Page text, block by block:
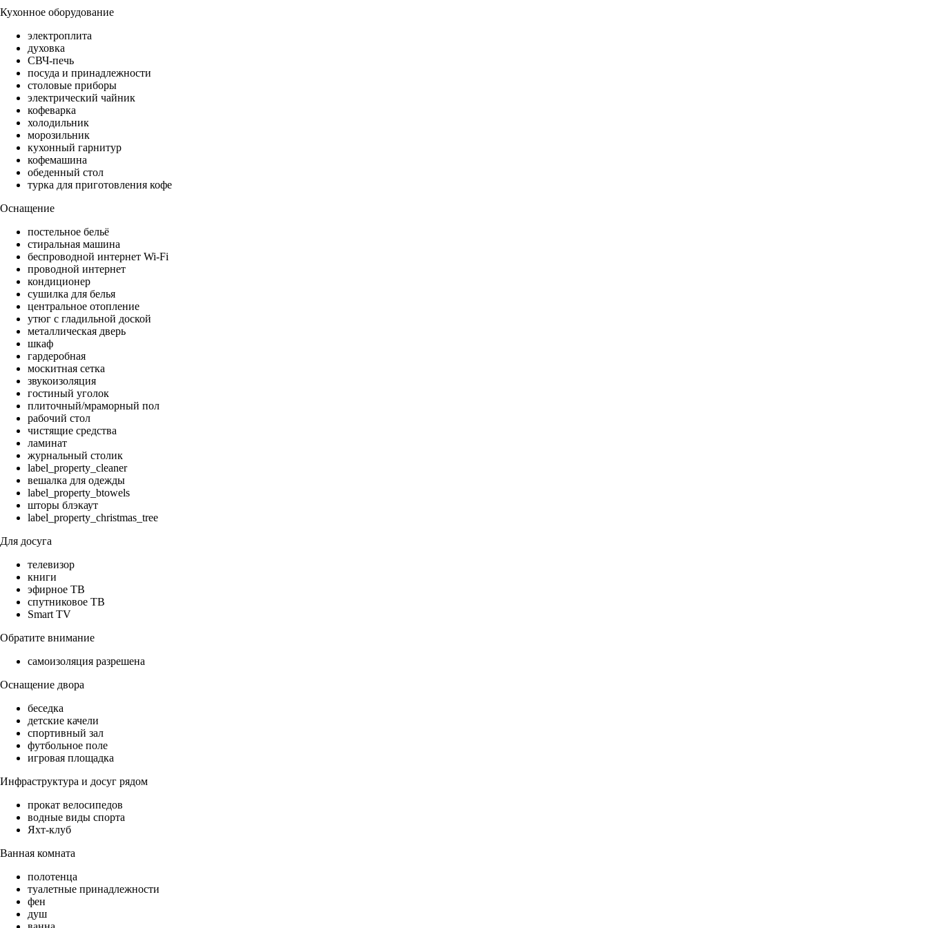
Кухонное оборудование
электроплита
духовка
СВЧ-печь
посуда и принадлежности
столовые приборы
электрический чайник
кофеварка
холодильник
морозильник
кухонный гарнитур
кофемашина
обеденный стол
турка для приготовления кофе
Оснащение
постельное бельё
стиральная машина
беспроводной интернет Wi-Fi
проводной интернет
кондиционер
сушилка для белья
центральное отопление
утюг с гладильной доской
металлическая дверь
шкаф
гардеробная
москитная сетка
звукоизоляция
гостиный уголок
плиточный/мраморный пол
рабочий стол
чистящие средства
ламинат
журнальный столик
label_property_cleaner
вешалка для одежды
label_property_btowels
шторы блэкаут
label_property_christmas_tree
Для досуга
телевизор
книги
эфирное ТВ
спутниковое ТВ
Smart TV
Обратите внимание
самоизоляция разрешена
Оснащение двора
беседка
детские качели
спортивный зал
футбольное поле
игровая площадка
Инфраструктура и досуг рядом
прокат велосипедов
водные виды спорта
Яхт-клуб
Ванная комната
полотенца
туалетные принадлежности
фен
душ